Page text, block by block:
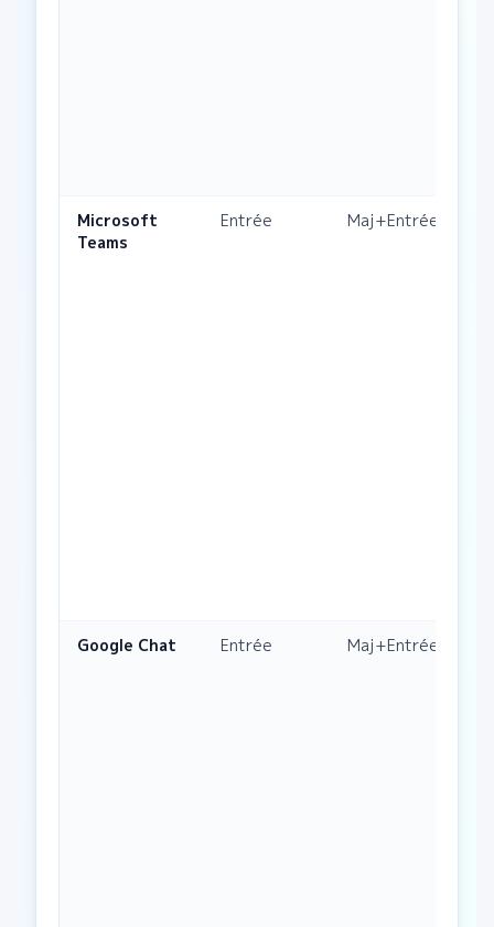
Microsoft
Teams
Entrée Maj+Entrée
Google Chat Entrée Maj+Entrée